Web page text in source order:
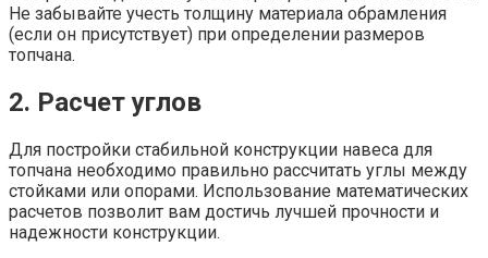
Не забывайте учесть толщину материала обрамления
(если он присутствует) при определении размеров
топчана.
2. Расчет углов
Для постройки стабильной конструкции навеса для
топчана необходимо правильно рассчитать углы между
стойками или опорами. Использование математических
расчетов позволит вам достичь лучшей прочности и
надежности конструкции.